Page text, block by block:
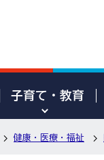
子育て・教育
健康・医療・福祉